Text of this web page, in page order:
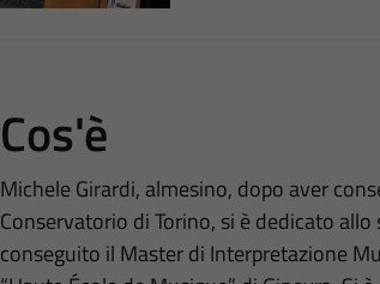
Cos'è
Michele Girardi, almesino, dopo aver
Conservatorio di Torino, si è dedicato
conseguito il Master di Interpretazione